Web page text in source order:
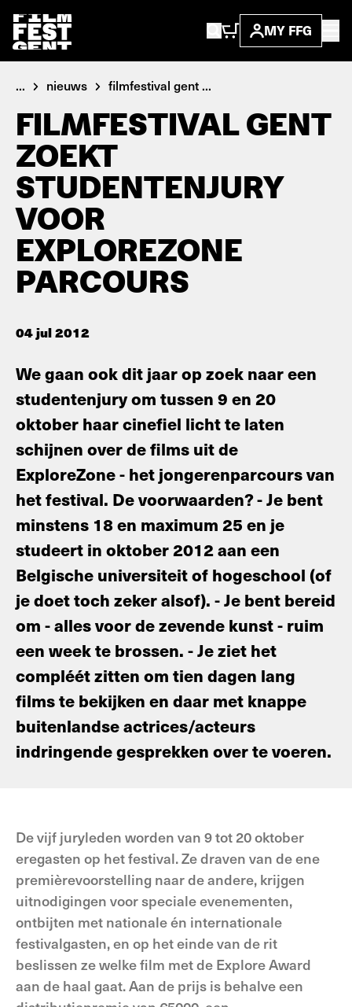
MY FFG
... nieuws filmfestival gent ...
FILMFESTIVAL GENT
ZOEKT
STUDENTENJURY
VOOR
EXPLOREZONE
PARCOURS
04 jul 2012
We gaan ook dit jaar op zoek naar een
studentenjury om tussen 9 en 20
oktober haar cinefiel licht te laten
schijnen over de films uit de
ExploreZone - het jongerenparcours van
het festival. De voorwaarden? - Je bent
minstens 18 en maximum 25 en je
studeert in oktober 2012 aan een
Belgische universiteit of hogeschool (of
je doet toch zeker alsof). - Je bent bereid
om - alles voor de zevende kunst - ruim
een week te brossen. - Je ziet het
compléét zitten om tien dagen lang
films te bekijken en daar met knappe
buitenlandse actrices/acteurs
indringende gesprekken over te voeren.
De vijf juryleden worden van 9 tot 20 oktober
eregasten op het festival. Ze draven van de ene
premièrevoorstelling naar de andere, krijgen
uitnodigingen voor speciale evenementen,
ontbijten met nationale én internationale
festivalgasten, en op het einde van de rit
beslissen ze welke film met de Explore Award
aan de haal gaat. Aan de prijs is behalve een